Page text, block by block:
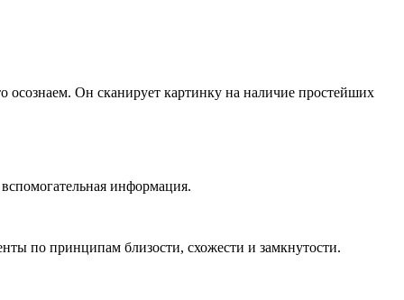
осознаем. Он сканирует картинку на наличие простейших
информация.
по принципам близости, схожести и замкнутости.